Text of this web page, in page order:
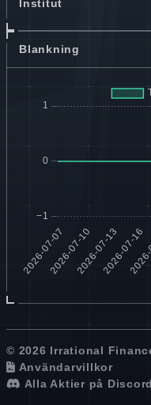
Institut
Blankning
© 2026 Irrational
Användarvillkor
Alla Aktier på Discord